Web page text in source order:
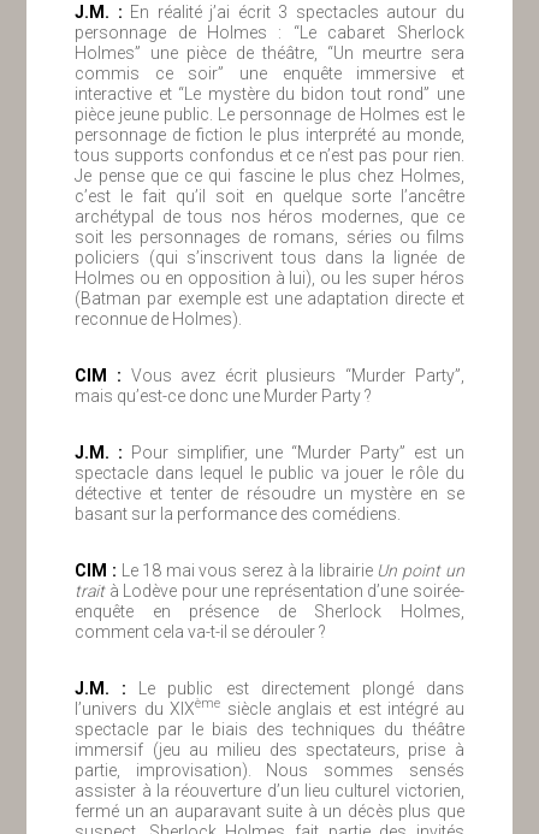
J.M. : En réalité j’ai écrit 3 spectacles autour du
personnage de Holmes : “Le cabaret Sherlock
Holmes” une pièce de théâtre, “Un meurtre sera
commis ce soir” une enquête immersive et
interactive et “Le mystère du bidon tout rond” une
pièce jeune public. Le personnage de Holmes est le
personnage de fiction le plus interprété au monde,
tous supports confondus et ce n’est pas pour rien.
Je pense que ce qui fascine le plus chez Holmes,
c’est le fait qu’il soit en quelque sorte l’ancêtre
archétypal de tous nos héros modernes, que ce
soit les personnages de romans, séries ou films
policiers (qui s’inscrivent tous dans la lignée de
Holmes ou en opposition à lui), ou les super héros
(Batman par exemple est une adaptation directe et
reconnue de Holmes).
ClM : Vous avez écrit plusieurs “Murder Party”,
mais qu’est-ce donc une Murder Party ?
J.M. : Pour simplifier, une “Murder Party” est un
spectacle dans lequel le public va jouer le rôle du
détective et tenter de résoudre un mystère en se
basant sur la performance des comédiens.
ClM : Le 18 mai vous serez à la librairie Un point un
traità Lodève pour une représentation d’une soirée-
enquête en présence de Sherlock Holmes,
comment cela va-t-il se dérouler ?
J.M. : Le public est directement plongé dans
l’univers du XIXème siècle anglais et est intégré au
spectacle par le biais des techniques du théâtre
immersif (jeu au milieu des spectateurs, prise à
partie, improvisation). Nous sommes sensés
assister à la réouverture d’un lieu culturel victorien,
fermé un an auparavant suite à un décès plus que